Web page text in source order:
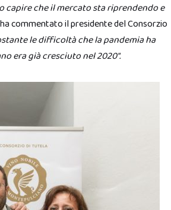
capire che il mercato sta riprendendo e
commentato il presidente del Consorzio
le difficoltà che la pandemia ha
era già cresciuto nel 2020″.